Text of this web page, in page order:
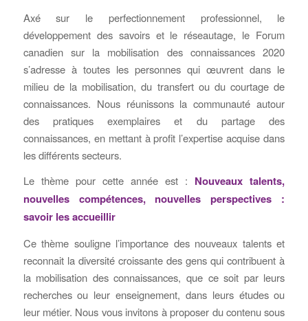
Axé sur le perfectionnement professionnel, le
développement des savoirs et le réseautage, le Forum
canadien sur la mobilisation des connaissances 2020
s’adresse à toutes les personnes qui œuvrent dans le
milieu de la mobilisation, du transfert ou du courtage de
connaissances. Nous réunissons la communauté autour
des pratiques exemplaires et du partage des
connaissances, en mettant à profit l’expertise acquise dans
les différents secteurs.
Le thème pour cette année est : Nouveaux talents,
nouvelles compétences, nouvelles perspectives :
savoir les accueillir
Ce thème souligne l’importance des nouveaux talents et
reconnait la diversité croissante des gens qui contribuent à
la mobilisation des connaissances, que ce soit par leurs
recherches ou leur enseignement, dans leurs études ou
leur métier. Nous vous invitons à proposer du contenu sous